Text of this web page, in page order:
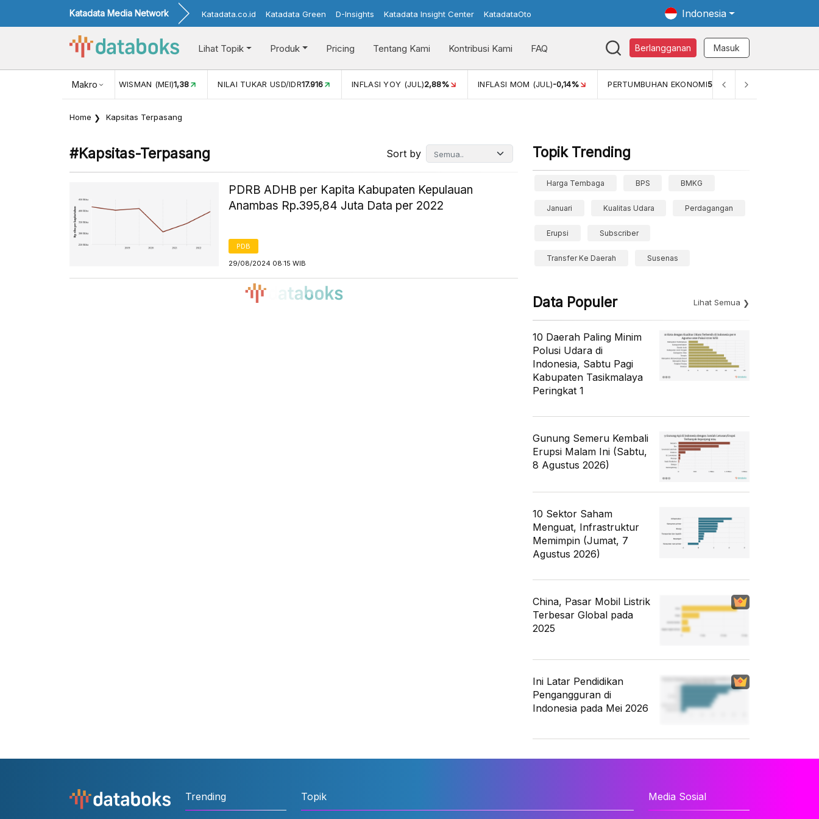
Katadata Media Network Katadata.co.id Katadata Green D-Insights Katadata Insight Center KatadataOto Indonesia
Lihat Topik Produk Pricing Tentang Kami Kontribusi Kami FAQ Berlangganan Masuk
Makro
KUNJUNGAN WISMAN (MEI)1,38 NILAI TUKAR USD/IDR17.916 INFLASI YOY (JUL)2,88% INFLASI MOM (JUL)-0,14% PERTUMBUHAN EKONOMI5,11%
Home Kapsitas Terpasang
#kapsitas-Terpasang Sort by
PDRB ADHB per Kapita Kabupaten Kepulauan
Anambas Rp.395,84 Juta Data per 2022
PDB
29/08/2024 08:15 WIB
Topik Trending
Harga Tembaga BPS BMKG
Januari Kualitas Udara Perdagangan
Erupsi Subscriber
Transfer Ke Daerah Susenas
Data Populer Lihat Semua
10 Daerah Paling Minim
Polusi Udara di
Indonesia, Sabtu Pagi
Kabupaten Tasikmalaya
Peringkat 1
Gunung Semeru Kembali
Erupsi Malam Ini (Sabtu,
8 Agustus 2026)
10 Sektor Saham
Menguat, Infrastruktur
Memimpin (Jumat, 7
Agustus 2026)
China, Pasar Mobil Listrik
Terbesar Global pada
2025
Ini Latar Pendidikan
Pengangguran di
Indonesia pada Mei 2026
Trending Topik Media Sosial